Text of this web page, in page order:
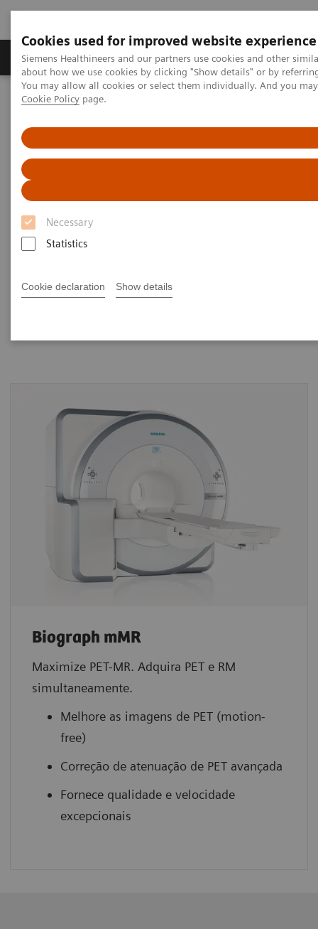
Cookies used for improved website experience
Siemens Healthineers and our partners use cookies and other
about how we use cookies by clicking "Show details" or by
You may allow all cookies or select them individually. And you
Cookie Policy page.
Necessary
Statistics
Cookie declaration Show details
Produtos e serviços Especialidades Clínicas e
Siemens Healthineers Brasil
Equipamento de PET-MR / RM
Molecular
Um sistema que traz à vida uma revolução em
com tecnologia de ponta e o que há de mais novo
Biograph mMR
Maximize PET-MR. Adquira PET e RM
simultaneamente.
Melhore as imagens de PET (motion-
free)
Correção de atenuação de PET avançada
Fornece qualidade e velocidade
excepcionais